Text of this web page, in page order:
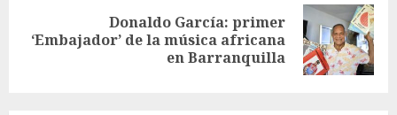
Siguiente
Donaldo García: primer
‘Embajador’ de la música africana
en Barranquilla